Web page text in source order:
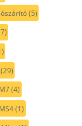
(5)
(4)
(1)